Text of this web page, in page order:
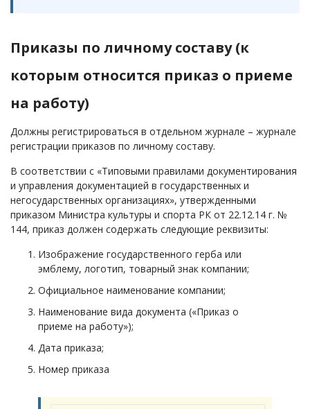
Приказы по личному составу (к
которым относится приказ о приеме
на работу)
Должны регистрироваться в отдельном журнале – журнале
регистрации приказов по личному составу.
В соответствии с «Типовыми правилами документирования
и управления документацией в государственных и
негосударственных организациях», утвержденными
приказом Министра культуры и спорта РК от 22.12.14 г. №
144, приказ должен содержать следующие реквизиты:
Изображение государственного герба или
эмблему, логотип, товарный знак компании;
Официальное наименование компании;
Наименование вида документа («Приказ о
приеме на работу»);
Дата приказа;
Номер приказа